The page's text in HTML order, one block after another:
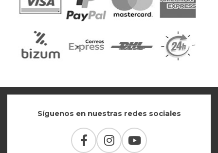
Síguenos en nuestras redes sociales